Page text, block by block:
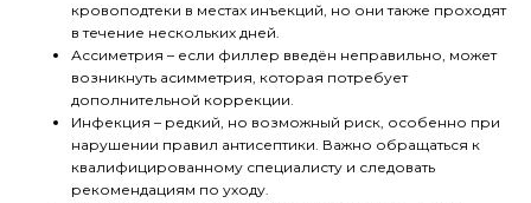
кровоподтеки в местах инъекций, но они также проходят
в течение нескольких дней.
Ассиметрия – если филлер введён неправильно, может
возникнуть асимметрия, которая потребует
дополнительной коррекции.
Инфекция – редкий, но возможный риск, особенно при
нарушении правил антисептики. Важно обращаться к
квалифицированному специалисту и следовать
рекомендациям по уходу.